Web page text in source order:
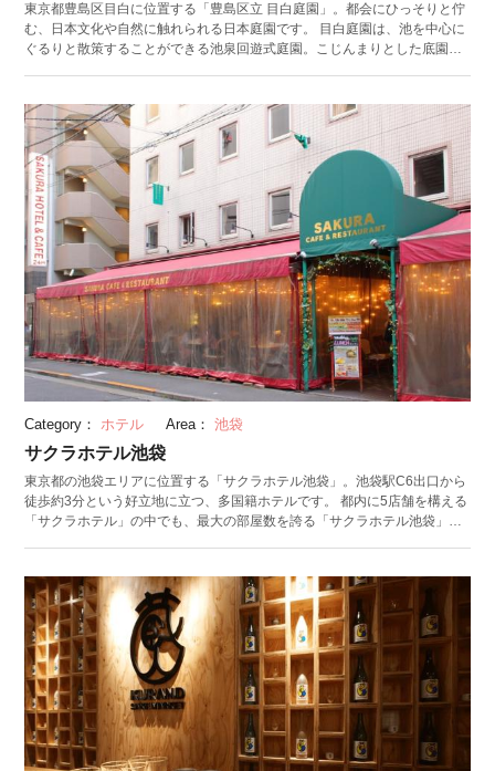
東京都豊島区目白に位置する「豊島区立 目白庭園」。都会にひっそりと佇
む、日本文化や自然に触れられる日本庭園です。 目白庭園は、池を中心に
ぐるりと散策することができる池泉回遊式庭園。こじんまりとした底園内
ダレザクラや色づく木々など四季折々の自然が美しく、都会の喧騒を離れ
て一息つくのに最適なスポット。池袋や目白といった繁華街からほど近い
場所に位置し、都心からのアクセスも良好です。
Category： ホテル Area： 池袋
サクラホテル池袋
東京都の池袋エリアに位置する「サクラホテル池袋」。池袋駅C6出口から
徒歩約3分という好立地に立つ、多国籍ホテルです。 都内に5店舗を構える
「サクラホテル」の中でも、最大の部屋数を誇る「サクラホテル池袋」。
期滞在の旅行者にもおすすめ。 カフェ＆レストランには専任のシェフがお
り、本格的な多国籍メニューがいただけると人気。ポルトガルのB級グル
メ「フランセジーニャ」をアレンジした「パリセジーニャ」は、不動の人
気を誇るオリジナルメニュー。大きなハンバーガーの上に、自家製のホワ
イトソースとチーズをたっぷりかけオーブンで焼き上げた一品です。